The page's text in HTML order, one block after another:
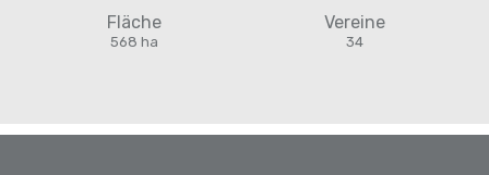
Fläche
568 ha
Vereine
34